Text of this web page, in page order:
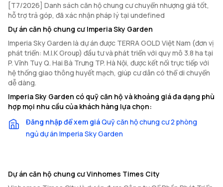
[T7/2026] Danh sách căn hộ chung cư chuyển nhượng giá tốt,
hỗ trợ trả góp, đã xác nhận pháp lý tại undefined
Dự án căn hộ chung cư Imperia Sky Garden
Imperia Sky Garden là dự án được TERRA GOLD Việt Nam (đơn vị
phát triển: M.I.K Group) đầu tư và phát triển với quy mô 3.8 ha tại
P. Vĩnh Tuy Q. Hai Bà Trưng TP. Hà Nội, được kết nối trực tiếp với
hệ thống giao thông huyết mạch, giúp cư dân có thể di chuyển
dễ dàng.
Imperia Sky Garden có quỹ căn hộ và khoảng giá đa dạng phù
hợp mọi nhu cầu của khách hàng lựa chọn:
Đăng nhập để xem giáQuỹ căn hộ chung cư 2 phòng
ngủ dự án Imperia Sky Garden
Dự án căn hộ chung cư Vinhomes Times City